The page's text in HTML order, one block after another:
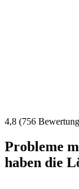
4,8 (756
Probleme
haben die